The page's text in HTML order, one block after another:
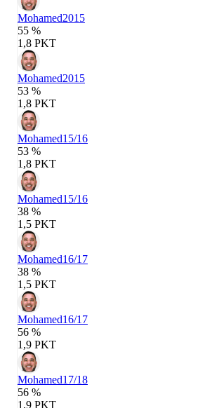
Mohamed2015
55 %
1,8 PKT
Mohamed2015
53 %
1,8 PKT
Mohamed15/16
53 %
1,8 PKT
Mohamed15/16
38 %
1,5 PKT
Mohamed16/17
38 %
1,5 PKT
Mohamed16/17
56 %
1,9 PKT
Mohamed17/18
56 %
1,9 PKT